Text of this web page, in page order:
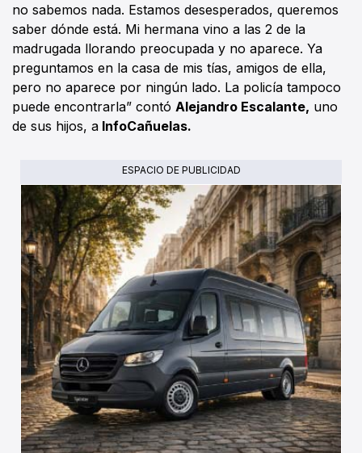
no sabemos nada. Estamos desesperados, queremos
saber dónde está. Mi hermana vino a las 2 de la
madrugada llorando preocupada y no aparece. Ya
preguntamos en la casa de mis tías, amigos de ella,
pero no aparece por ningún lado. La policía tampoco
puede encontrarla” contó Alejandro Escalante, uno
de sus hijos, a InfoCañuelas.
ESPACIO DE PUBLICIDAD